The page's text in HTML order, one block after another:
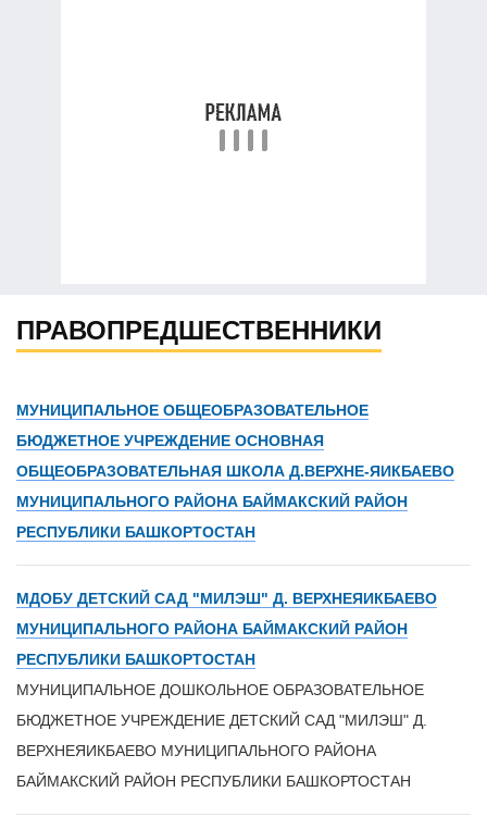
ПРАВОПРЕДШЕСТВЕННИКИ
МУНИЦИПАЛЬНОЕ ОБЩЕОБРАЗОВАТЕЛЬНОЕ
БЮДЖЕТНОЕ УЧРЕЖДЕНИЕ ОСНОВНАЯ
ОБЩЕОБРАЗОВАТЕЛЬНАЯ ШКОЛА Д.ВЕРХНЕ-ЯИКБАЕВО
МУНИЦИПАЛЬНОГО РАЙОНА БАЙМАКСКИЙ РАЙОН
РЕСПУБЛИКИ БАШКОРТОСТАН
МДОБУ ДЕТСКИЙ САД "МИЛЭШ" Д. ВЕРХНЕЯИКБАЕВО
МУНИЦИПАЛЬНОГО РАЙОНА БАЙМАКСКИЙ РАЙОН
РЕСПУБЛИКИ БАШКОРТОСТАН
МУНИЦИПАЛЬНОЕ ДОШКОЛЬНОЕ ОБРАЗОВАТЕЛЬНОЕ
БЮДЖЕТНОЕ УЧРЕЖДЕНИЕ ДЕТСКИЙ САД "МИЛЭШ" Д.
ВЕРХНЕЯИКБАЕВО МУНИЦИПАЛЬНОГО РАЙОНА
БАЙМАКСКИЙ РАЙОН РЕСПУБЛИКИ БАШКОРТОСТАН